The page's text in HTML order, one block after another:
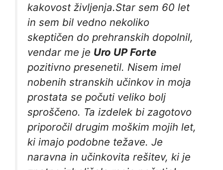
kakovost življenja.Star sem 60 let
in sem bil vedno nekoliko
skeptičen do prehranskih dopolnil,
vendar me je Uro UP Forte
pozitivno presenetil. Nisem imel
nobenih stranskih učinkov in moja
prostata se počuti veliko bolj
sproščeno. Ta izdelek bi zagotovo
priporočil drugim moškim mojih let,
ki imajo podobne težave. Je
naravna in učinkovita rešitev, ki je